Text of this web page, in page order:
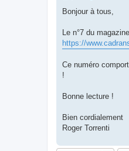
s
g
Bonjour à tous,
Le n°7 du
https://
Ce numéro
!
Bonne lecture !
Bien cordialement
Roger Torrenti